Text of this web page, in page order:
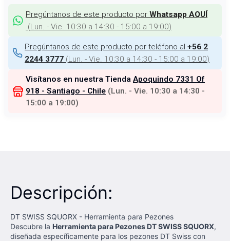
Pregúntanos de este producto por Whatsapp AQUÍ
(Lun. - Vie. 10:30 a 14:30 - 15:00 a 19:00)
Pregúntanos de este producto por teléfono al +56 2
2244 3777 (Lun. - Vie. 10:30 a 14:30 - 15:00 a 19:00)
Visítanos en nuestra Tienda Apoquindo 7331 Of
918 - Santiago - Chile (Lun. - Vie. 10:30 a 14:30 -
15:00 a 19:00)
Descripción:
DT SWISS SQUORX - Herramienta para Pezones
Descubre la Herramienta para Pezones DT SWISS SQUORX,
diseñada específicamente para los pezones DT Swiss con